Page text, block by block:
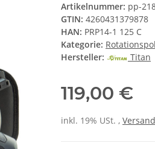
Artikelnummer: pp-
GTIN: 4260431379878
HAN: PRP14-1 125 C
Kategorie:
Hersteller:
Titan
119,00 €
inkl. 19% USt. ,